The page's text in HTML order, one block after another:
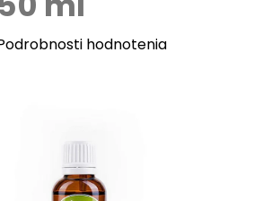
hodnotenia